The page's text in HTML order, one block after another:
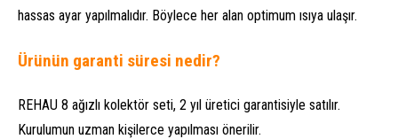
hassas ayar yapılmalıdır. Böylece her alan optimum ısıya ulaşır.
Ürünün garanti süresi nedir?
REHAU 8 ağızlı kolektör seti, 2 yıl üretici garantisiyle satılır.
Kurulumun uzman kişilerce yapılması önerilir.